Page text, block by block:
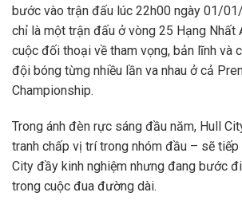
bước vào trận đấu lúc 22h00 ngày 01/
chỉ là một trận đấu ở vòng 25 Hạng Nhất
cuộc đối thoại về tham vọng, bản lĩnh và
đội bóng từng nhiều lần va nhau ở cả
Championship.
Trong ánh đèn rực sáng đầu năm, Hull
tranh chấp vị trí trong nhóm đầu – sẽ
City đầy kinh nghiệm nhưng đang bước
trong cuộc đua đường dài.